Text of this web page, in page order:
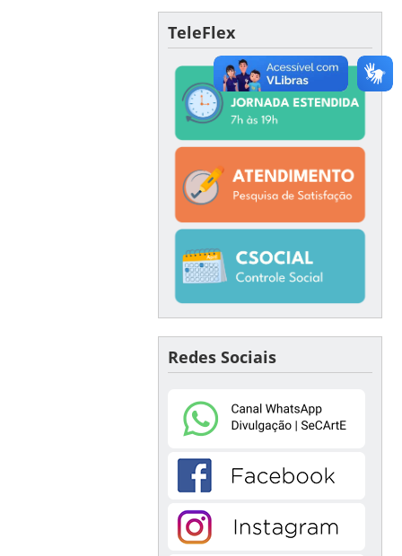
TeleFlex
Redes Sociais